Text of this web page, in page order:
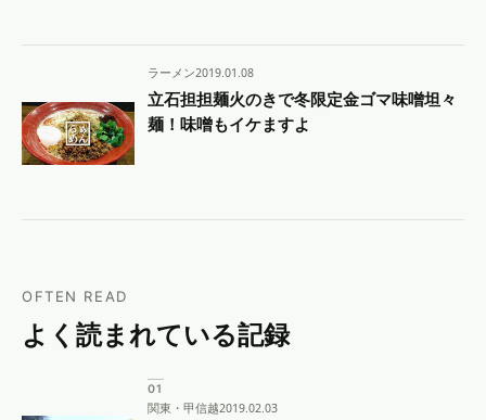
ラーメン2019.01.08
立石担担麺火のきで冬限定金ゴマ味噌坦々
麺！味噌もイケますよ
OFTEN READ
よく読まれている記録
関東・甲信越2019.02.03